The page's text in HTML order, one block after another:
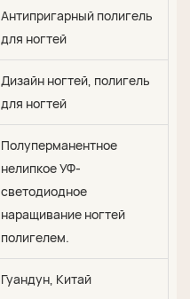
Антипригарный полигель
для ногтей
Дизайн ногтей, полигель
для ногтей
Полуперманентное
нелипкое УФ-
светодиодное
наращивание ногтей
полигелем.
Гуандун, Китай